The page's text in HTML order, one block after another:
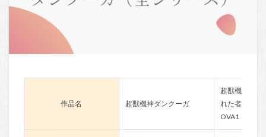
作品名 超獣機神ダンクーガ
超獣機神ダン
れた者たちへ
OVA1